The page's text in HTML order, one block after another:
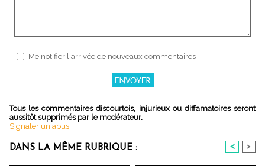
Me notifier l'arrivée de nouveaux commentaires
Tous les commentaires discourtois, injurieux ou diffamatoires seront
aussitôt supprimés par le modérateur.
Signaler un abus
DANS LA MÊME RUBRIQUE : < >